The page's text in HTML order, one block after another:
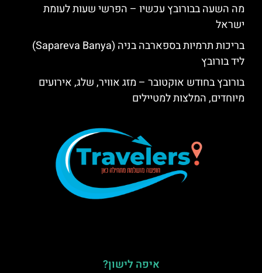
מה השעה בבורובץ עכשיו – הפרשי שעות לעומת
ישראל
בריכות תרמיות בספארבה בניה (Sapareva Banya)
ליד בורובץ
בורובץ בחודש אוקטובר – מזג אוויר, שלג, אירועים
מיוחדים, המלצות למטיילים
איפה לישון?